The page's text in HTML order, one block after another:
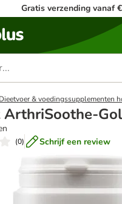
Gratis verzending vanaf
Dieetvoer & voedingssupplementen
(0) Schrijf een review